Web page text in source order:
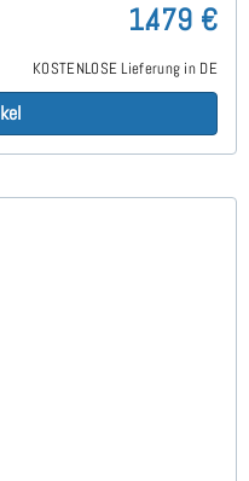
1.479 €
KOSTENLOSE Lieferung in DE